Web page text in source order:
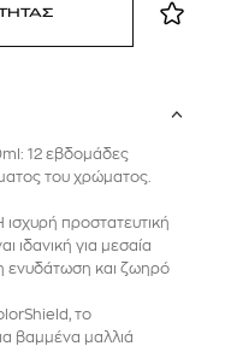
12 εβδομάδες
του χρώματος.
προστατευτική
ιδανική για μεσαία
ενυδάτωση και ζωηρό
το
βαμμένα μαλλιά